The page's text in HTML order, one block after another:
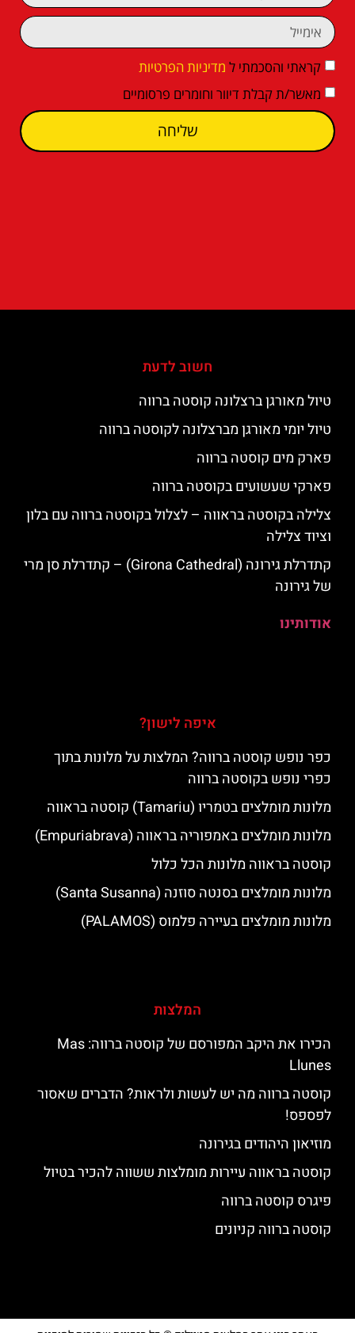
קראתי והסכמתי ל מדיניות הפרטיות
מאשר/ת קבלת דיוור וחומרים פרסומיים
שליחה
חשוב לדעת
טיול מאורגן ברצלונה קוסטה ברווה
טיול יומי מאורגן מברצלונה לקוסטה ברווה
פארק מים קוסטה ברווה
פארקי שעשועים בקוסטה ברווה
צלילה בקוסטה בראווה – לצלול בקוסטה ברווה עם בלון
וציוד צלילה
קתדרלת גירונה (Girona Cathedral) – קתדרלת סן מרי
של גירונה
אודותינו
איפה לישון?
כפר נופש קוסטה ברווה? המלצות על מלונות בתוך
כפרי נופש בקוסטה ברווה
מלונות מומלצים בטמריו (Tamariu) קוסטה בראווה
מלונות מומלצים באמפוריה בראווה (Empuriabrava)
קוסטה בראווה מלונות הכל כלול
מלונות מומלצים בסנטה סוזנה (Santa Susanna)
מלונות מומלצים בעיירה פלמוס (PALAMOS)
המלצות
הכירו את היקב המפורסם של קוסטה ברווה: ‪‪Mas
Llunes‬‬
קוסטה ברווה מה יש לעשות ולראות? הדברים שאסור
לפספס!
מוזיאון היהודים בגירונה
קוסטה בראווה עיירות מומלצות ששווה להכיר בטיול
פיגרס קוסטה ברווה
קוסטה ברווה קניונים